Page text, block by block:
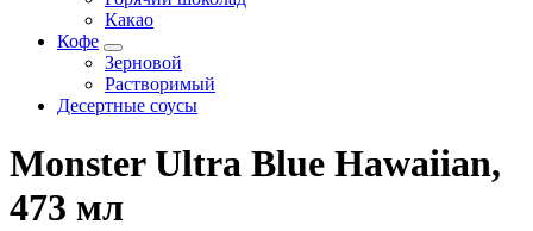
Какао
Кофе
Зерновой
Растворимый
Десертные соусы
Monster Ultra Blue Hawaiian,
473 мл